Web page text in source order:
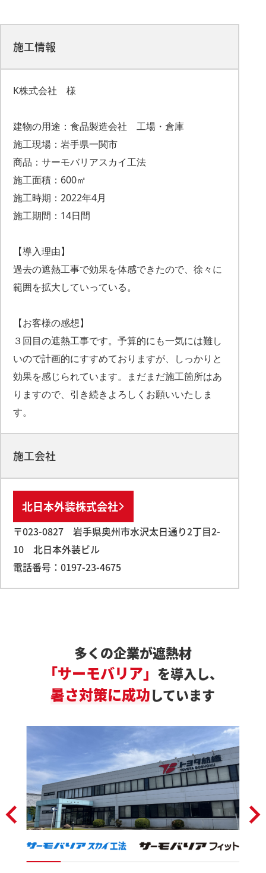
施工情報
K株式会社 様
建物の用途：食品製造会社 工場・倉庫
施工現場：岩手県一関市
商品：サーモバリアスカイ工法
施工面積：600㎡
施工時期：2022年4月
施工期間：14日間
【導入理由】
過去の遮熱工事で効果を体感できたので、徐々に
範囲を拡大していっている。
【お客様の感想】
３回目の遮熱工事です。予算的にも一気には難し
いので計画的にすすめておりますが、しっかりと
効果を感じられています。まだまだ施工箇所はあ
りますので、引き続きよろしくお願いいたしま
す。
施工会社
北日本外装株式会社
〒023-0827 岩手県奥州市水沢太日通り2丁目2-
10 北日本外装ビル
電話番号：0197-23-4675
多くの企業が遮熱材
「サーモバリア」 を導入し、
暑さ対策に成功しています